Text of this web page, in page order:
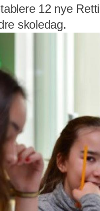
12 nye
skoledag.